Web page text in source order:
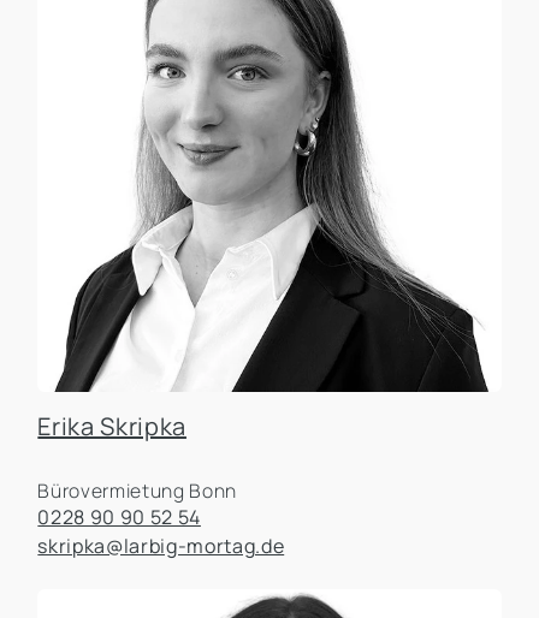
Erika Skripka
Bürovermietung Bonn
0228 90 90 52 54
skripka@larbig-mortag.de